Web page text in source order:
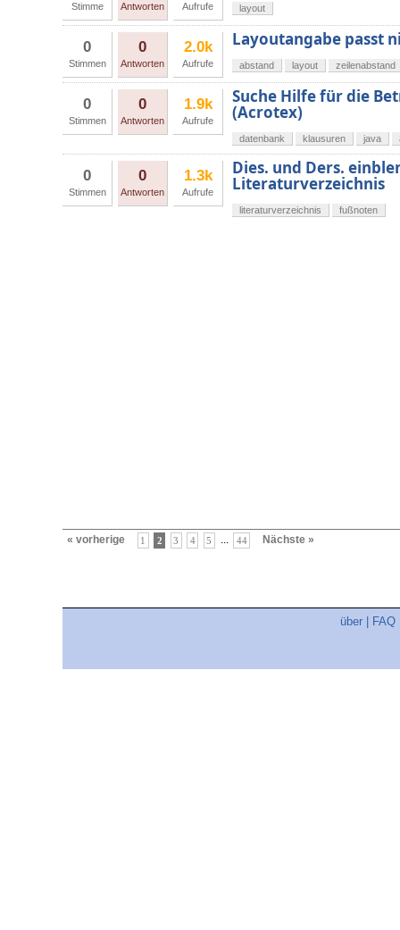
Stimme Antworten Aufrufe layout
0
Stimmen
0
Antworten
2.0k
Aufrufe
Layoutangabe passt
abstand layout zeilenabstand
0
Stimmen
0
Antworten
1.9k
Aufrufe
Suche Hilfe für die
(Acrotex)
datenbank klausuren java
0
Stimmen
0
Antworten
1.3k
Aufrufe
Dies. und Ders.
Literaturverzeichnis
literaturverzeichnis fußnoten
« vorherige 1 2 3 4 5 ... 44 Nächste »
über FAQ